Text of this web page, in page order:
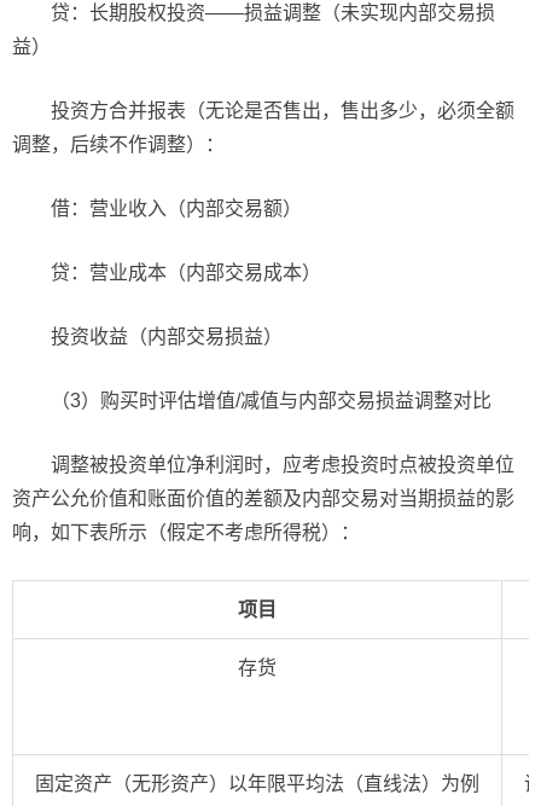
贷：长期股权投资——损益调整（未实现内部交易损
益）
投资方合并报表（无论是否售出，售出多少，必须全额
调整，后续不作调整）：
借：营业收入（内部交易额）
贷：营业成本（内部交易成本）
投资收益（内部交易损益）
（3）购买时评估增值/减值与内部交易损益调整对比
调整被投资单位净利润时，应考虑投资时点被投资单位
资产公允价值和账面价值的差额及内部交易对当期损益的影
响，如下表所示（假定不考虑所得税）：
项目
存货
固定资产（无形资产）以年限平均法（直线法）为例